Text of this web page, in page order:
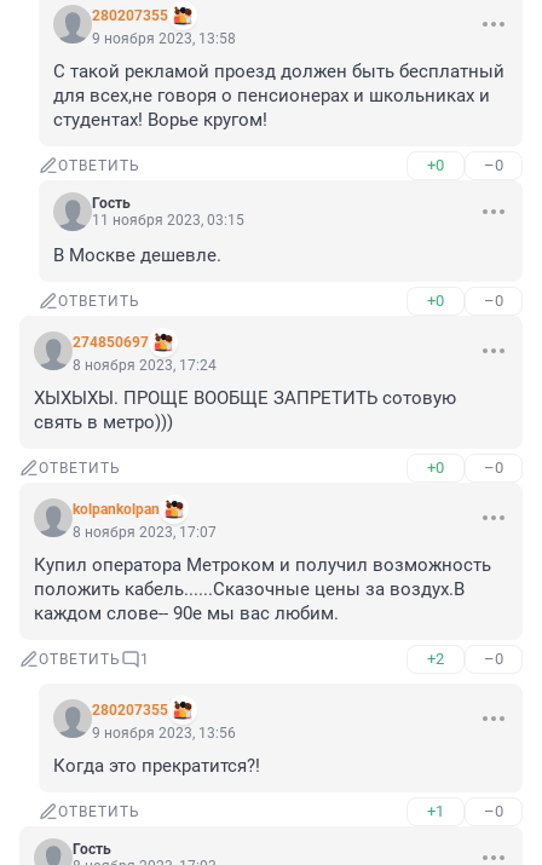
280207355
9 ноября 2023, 13:58
С такой рекламой проезд должен быть бесплатный
для всех,не говоря о пенсионерах и школьниках и
студентах! Ворье кругом!
ОТВЕТИТЬ +0 –0
Гость
11 ноября 2023, 03:15
В Москве дешевле.
ОТВЕТИТЬ +0 –0
274850697
8 ноября 2023, 17:24
ХЫХЫХЫ. ПРОЩЕ ВООБЩЕ ЗАПРЕТИТЬ сотовую
свять в метро)))
ОТВЕТИТЬ +0 –0
kolpankolpan
8 ноября 2023, 17:07
Купил оператора Метроком и получил возможность
положить кабель......Сказочные цены за воздух.В
каждом слове-- 90е мы вас любим.
ОТВЕТИТЬ 1 +2 –0
280207355
9 ноября 2023, 13:56
Когда это прекратится?!
ОТВЕТИТЬ +1 –0
Гость